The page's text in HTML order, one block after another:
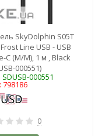
SkyDolphin S05T
Line USB - USB
C (M/M), 1 м , Black
000551)
SDUSB-000551
798186
0